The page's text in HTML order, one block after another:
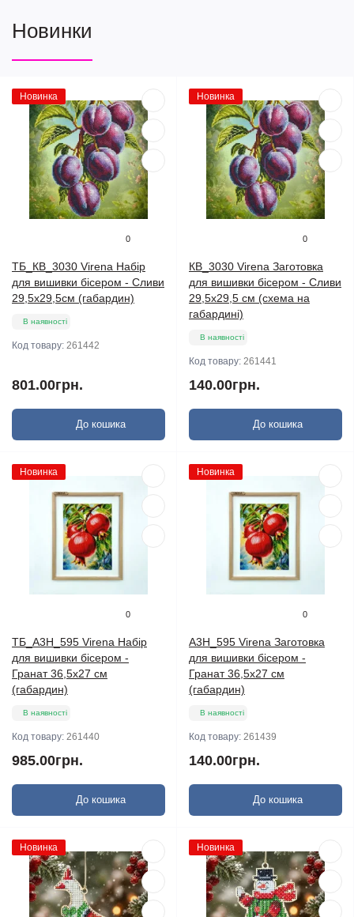
Новинки
Новинка
0
ТБ_КВ_3030 Virena Набір
для вишивки бісером - Сливи
29,5x29,5см (габардин)
В наявності
Код товару: 261442
801.00грн.
До кошика
Новинка
0
КВ_3030 Virena Заготовка
для вишивки бісером - Сливи
29,5х29,5 см (схема на
габардині)
В наявності
Код товару: 261441
140.00грн.
До кошика
Новинка
0
ТБ_А3Н_595 Virena Набір
для вишивки бісером -
Гранат 36,5x27 см
(габардин)
В наявності
Код товару: 261440
985.00грн.
До кошика
Новинка
0
А3Н_595 Virena Заготовка
для вишивки бісером -
Гранат 36,5x27 см
(габардин)
В наявності
Код товару: 261439
140.00грн.
До кошика
Новинка Новинка